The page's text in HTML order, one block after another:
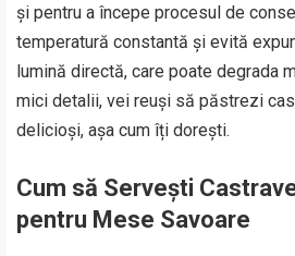
și pentru a începe procesul de
temperatură constantă și evită
lumină directă, care poate degrada
mici detalii, vei reuși să păstrezi
delicioși, așa cum îți dorești.
Cum să Servești
pentru Mese Savoare